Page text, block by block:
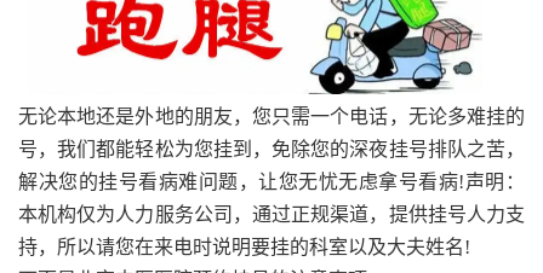
无论本地还是外地的朋友，您只需一个电话，无论多难挂的
号，我们都能轻松为您挂到，免除您的深夜挂号排队之苦，
解决您的挂号看病难问题，让您无忧无虑拿号看病!声明：
本机构仅为人力服务公司，通过正规渠道，提供挂号人力支
持，所以请您在来电时说明要挂的科室以及大夫姓名!